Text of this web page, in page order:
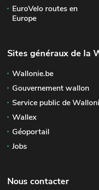
EuroVelo routes en
Europe
Sites généraux de la
Wallonie.be
Gouvernement wallon
Service public de
Wallex
Géoportail
Jobs
Nous contacter